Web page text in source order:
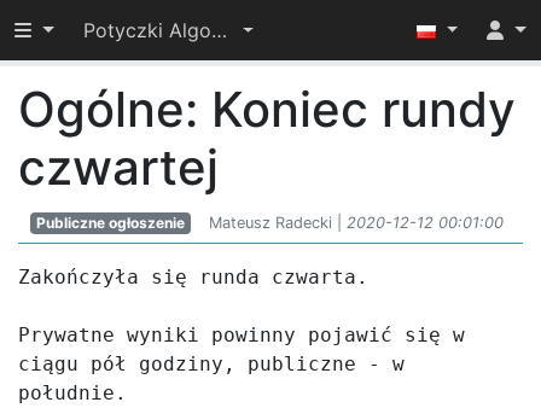
Przełącz widoczność menu
Potyczki Algorytmiczne 2020
Ogólne: Koniec rundy
czwartej
Publiczne ogłoszenie Mateusz Radecki | 2020-12-12 00:01:00
Zakończyła się runda czwarta.
Prywatne wyniki powinny pojawić się w
ciągu pół godziny, publiczne - w
południe.